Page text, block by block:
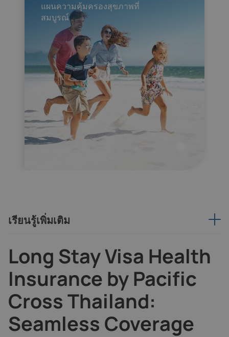
แผนความคุ้มครองสุขภาพที่
สมบูรณ์
เรียนรู้เพิ่มเติม
Long Stay Visa Health
Insurance by Pacific
Cross Thailand:
Seamless Coverage